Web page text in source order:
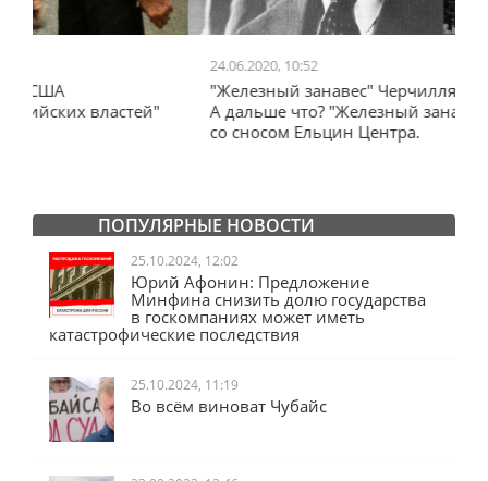
"Железный занавес" Черчилля, план Даллеса.
А дальше что? "Железный занавес" от Запада
со сносом Ельцин Центра.
ПОПУЛЯРНЫЕ НОВОСТИ
25.10.2024, 12:02
Юрий Афонин: Предложение
Минфина снизить долю государства
в госкомпаниях может иметь
катастрофические последствия
25.10.2024, 11:19
Во всём виноват Чубайс